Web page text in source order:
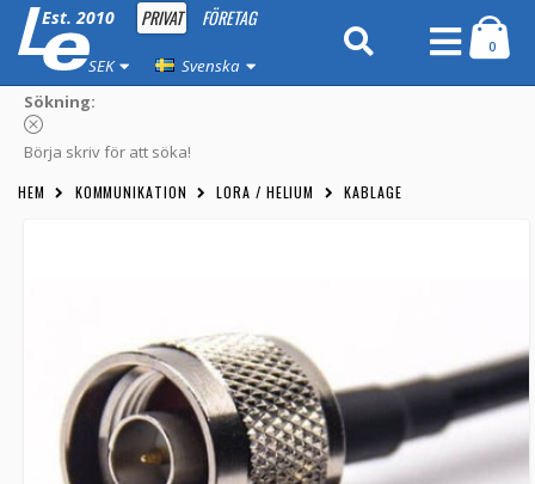
Est. 2010 PRIVAT FÖRETAG
SEK Svenska
0
Sökning:
Börja skriv för att söka!
HEM KOMMUNIKATION LORA / HELIUM KABLAGE